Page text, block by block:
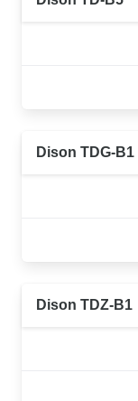
Dison TDG-B1
Dison TDZ-B1